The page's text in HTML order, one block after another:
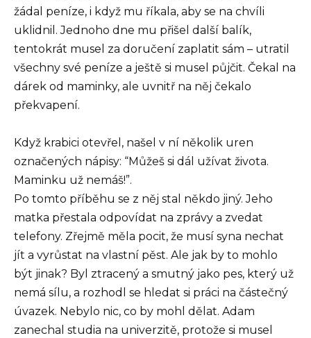
žádal peníze, i když mu říkala, aby se na chvíli
uklidnil. Jednoho dne mu přišel další balík,
tentokrát musel za doručení zaplatit sám – utratil
všechny své peníze a ještě si musel půjčit. Čekal na
dárek od maminky, ale uvnitř na něj čekalo
překvapení.
Když krabici otevřel, našel v ní několik uren
označených nápisy: “Můžeš si dál užívat života.
Maminku už nemáš!”.
Po tomto příběhu se z něj stal někdo jiný. Jeho
matka přestala odpovídat na zprávy a zvedat
telefony. Zřejmě měla pocit, že musí syna nechat
jít a vyrůstat na vlastní pěst. Ale jak by to mohlo
být jinak? Byl ztracený a smutný jako pes, který už
nemá sílu, a rozhodl se hledat si práci na částečný
úvazek. Nebylo nic, co by mohl dělat. Adam
zanechal studia na univerzitě, protože si musel